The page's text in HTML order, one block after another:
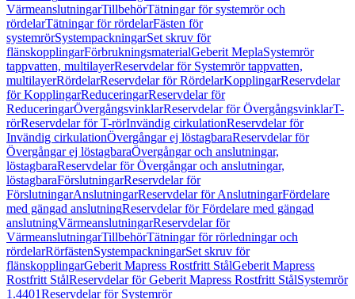
VärmeanslutningarTillbehörTätningar för systemrör och
rördelarTätningar för rördelarFästen för
systemrörSystempackningarSet skruv för
flänskopplingarFörbrukningsmaterialGeberit MeplaSystemrör
tappvatten, multilayerReservdelar för Systemrör tappvatten,
multilayerRördelarReservdelar för RördelarKopplingarReservdelar
för KopplingarReduceringarReservdelar för
ReduceringarÖvergångsvinklarReservdelar för ÖvergångsvinklarT-
rörReservdelar för T-rörInvändig cirkulationReservdelar för
Invändig cirkulationÖvergångar ej löstagbaraReservdelar för
Övergångar ej löstagbaraÖvergångar och anslutningar,
löstagbaraReservdelar för Övergångar och anslutningar,
löstagbaraFörslutningarReservdelar för
FörslutningarAnslutningarReservdelar för AnslutningarFördelare
med gängad anslutningReservdelar för Fördelare med gängad
anslutningVärmeanslutningarReservdelar för
VärmeanslutningarTillbehörTätningar för rörledningar och
rördelarRörfästenSystempackningarSet skruv för
flänskopplingarGeberit Mapress Rostfritt StålGeberit Mapress
Rostfritt StålReservdelar för Geberit Mapress Rostfritt StålSystemrör
1.4401Reservdelar för Systemrör